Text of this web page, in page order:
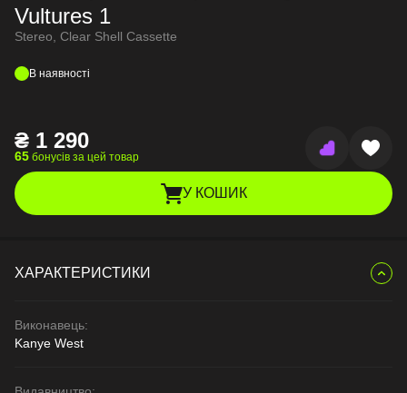
Vultures 1
Stereo, Clear Shell Cassette
В наявності
₴ 1 290
65 бонусів за цей товар
У КОШИК
ХАРАКТЕРИСТИКИ
Виконавець:
Kanye West